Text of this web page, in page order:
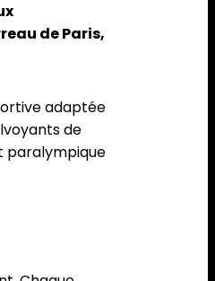
de Paris,
adaptée
de
paralympique